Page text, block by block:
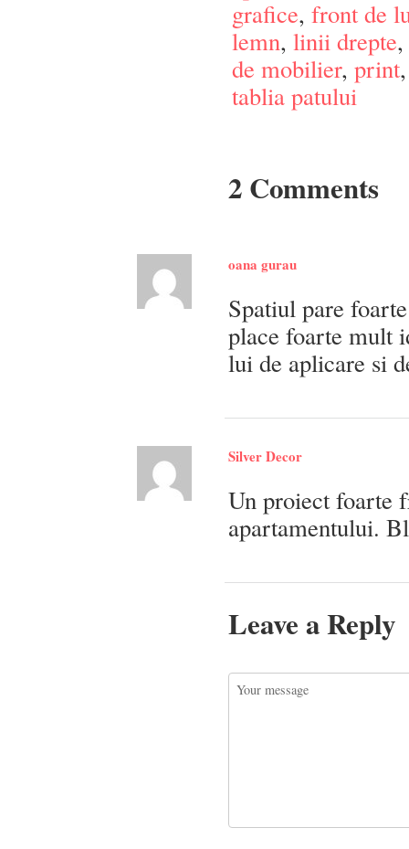
grafice, front de
lemn, linii drepte,
de mobilier, print
tablia patului
2 Comments
oana gurau
Spatiul pare
place foarte mult
lui de aplicare si
Silver Decor
Un proiect foarte
apartamentului.
Leave a Reply